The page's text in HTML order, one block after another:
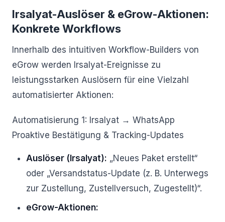
Irsalyat-Auslöser & eGrow-Aktionen:
Konkrete Workflows
Innerhalb des intuitiven Workflow-Builders von
eGrow werden Irsalyat-Ereignisse zu
leistungsstarken Auslösern für eine Vielzahl
automatisierter Aktionen:
Automatisierung 1: Irsalyat → WhatsApp
Proaktive Bestätigung & Tracking-Updates
Auslöser (Irsalyat): „Neues Paket erstellt“
oder „Versandstatus-Update (z. B. Unterwegs
zur Zustellung, Zustellversuch, Zugestellt)“.
eGrow-Aktionen: